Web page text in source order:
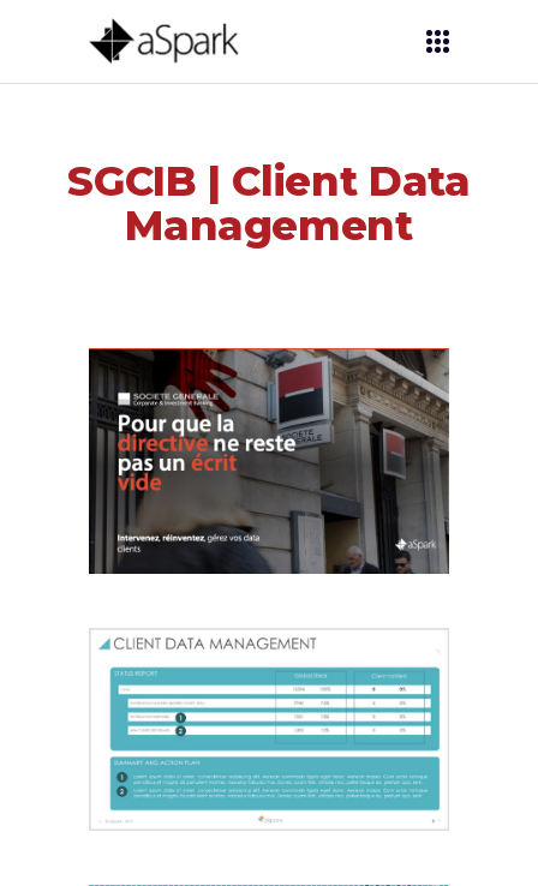
SGCIB | Client Data
Management